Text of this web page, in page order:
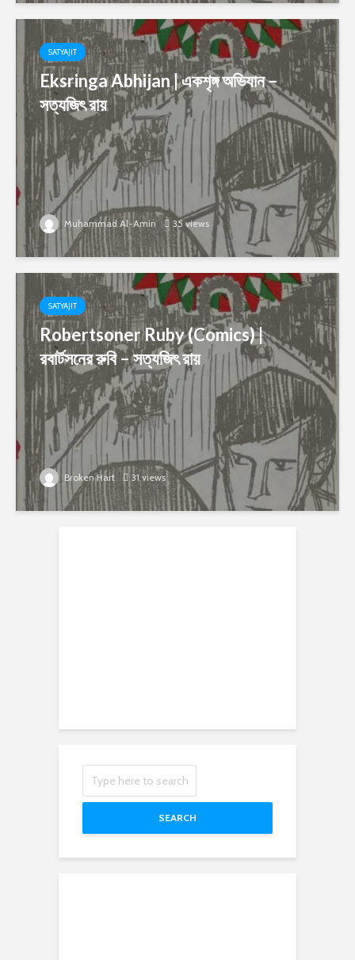
SATYAJIT
Eksringa Abhijan | একশৃঙ্গ অভিযান –
সত্যজিৎ রায়
Muhammad Al-Amin 35 views
SATYAJIT
Robertsoner Ruby (Comics) |
রবার্টসনের রুবি – সত্যজিৎ রায়
Broken Hart 31 views
SEARCH